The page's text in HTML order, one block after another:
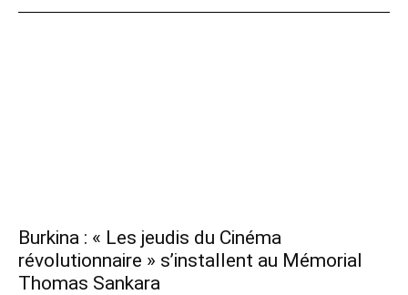
Burkina : « Les jeudis du Cinéma
révolutionnaire » s’installent au Mémorial
Thomas Sankara